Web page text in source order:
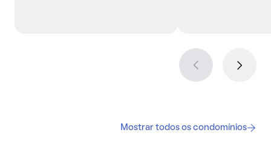
Mostrar todos os condomínios